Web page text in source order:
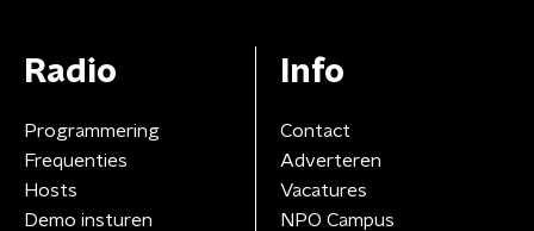
Radio
Programmering
Frequenties
Hosts
Demo insturen
Info
Contact
Adverteren
Vacatures
NPO Campus